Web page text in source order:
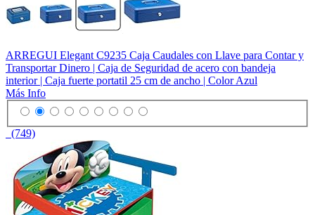
ARREGUI Elegant C9235 Caja Caudales con Llave para Contar y
Transportar Dinero | Caja de Seguridad de acero con bandeja
interior | Caja fuerte portatil 25 cm de ancho | Color Azul
Más Info
(749)